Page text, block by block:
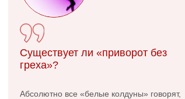
Существует ли «приворот без
греха»?
Абсолютно все «белые колдуны» говорят,